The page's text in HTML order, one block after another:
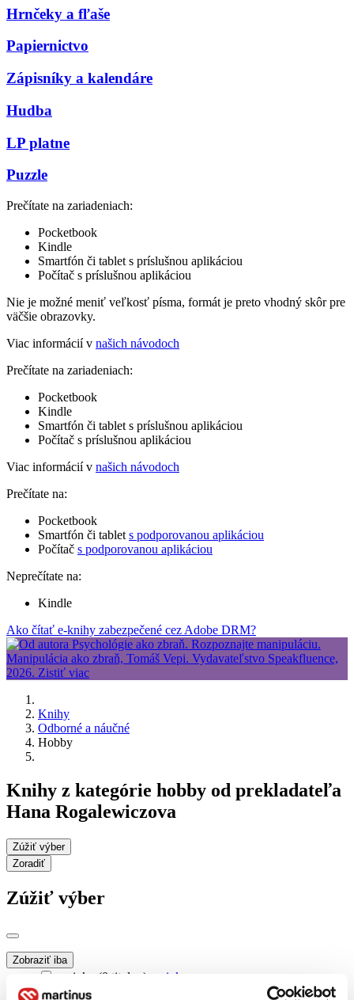
Hrnčeky a fľaše
Papiernictvo
Zápisníky a kalendáre
Hudba
LP platne
Puzzle
Prečítate na zariadeniach:
Pocketbook
Kindle
Smartfón či tablet s príslušnou aplikáciou
Počítač s príslušnou aplikáciou
Nie je možné meniť veľkosť písma, formát je preto vhodný skôr pre
väčšie obrazovky.
Viac informácií v našich návodoch
Prečítate na zariadeniach:
Pocketbook
Kindle
Smartfón či tablet s príslušnou aplikáciou
Počítač s príslušnou aplikáciou
Viac informácií v našich návodoch
Prečítate na:
Pocketbook
Smartfón či tablet s podporovanou aplikáciou
Počítač s podporovanou aplikáciou
Neprečítate na:
Kindle
Ako čítať e-knihy zabezpečené cez Adobe DRM?
Knihy
Odborné a náučné
Hobby
Knihy z kategórie hobby od prekladateľa
Hana Rogalewiczova
Zúžiť výber
Zoradiť
Zúžiť výber
Zobraziť iba
novinky (0 titulov)
novinky
zľavnené tituly (0 titulov)